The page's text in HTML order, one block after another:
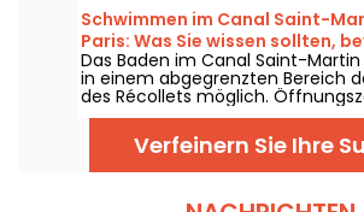
massiv – laut RATP und SNCF.
Schwimmen im Canal Saint-
Paris: Was Sie wissen sollten,
dorthin gehen
Das Baden im Canal Saint-Martin
in einem abgegrenzten Bereich
des Récollets möglich.
Zugang, kostenloser Eintritt,
Sicherheitsregeln: Hier sind die
Informationen, die Sie vor dem
kennen sollten.
Verfeinern Sie Ihre